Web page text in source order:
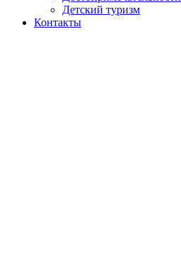
Детский туризм
Контакты